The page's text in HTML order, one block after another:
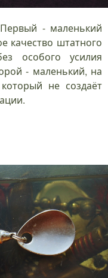
- маленький
качество штатного
особого усилия
- маленький, на
не создаёт